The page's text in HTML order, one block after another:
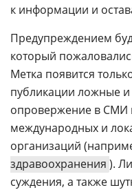
к информации и
Предупреждением
который
Метка появится
публикации ложные
опровержение в СМИ
международных и
организаций
здравоохранения ).
суждения, а также